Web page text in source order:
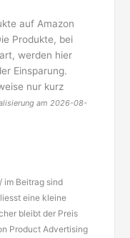
auf Amazon
Produkte, bei
werden hier
Einsparung.
nur kurz
am 2026-08-
Beitrag sind
eine kleine
bleibt der Preis
Product Advertising